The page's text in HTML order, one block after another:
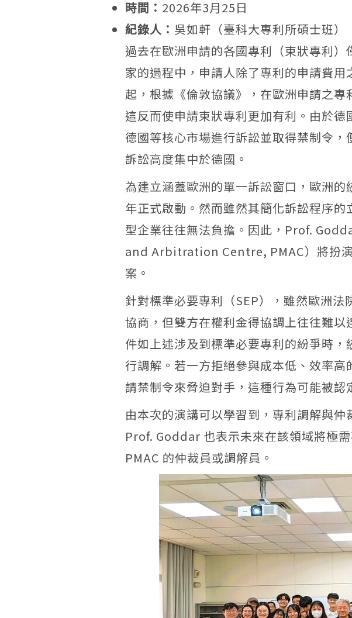
時間： 2026年3月25日
紀錄人： 吳如軒（臺科大專利所碩士班）
過去在歐洲申請的各國專利（束狀專利
家的過程中，申請人除了專利的申請費
起，根據《倫敦協議》，在歐洲申請之
這反而使申請束狀專利更加有利。由於德
德國等核心市場進行訴訟並取得禁制令
訴訟高度集中於德國。
為建立涵蓋歐洲的單一訴訟窗口，歐洲的
年正式啟動。然而雖然其簡化訴訟程序
型企業往往無法負擔。因此， Prof.
and Arbitration Centre, PMAC）將扮
案。
針對標準必要專利（SEP），雖然歐洲法
協商，但雙方在權利金得協調上往往難
件如上述涉及到標準必要專利的紛爭時
行調解。若一方拒絕參與成本低、效率
請禁制令來脅迫對手，這種行為可能被認
由本次的演講可以學習到，專利調解與
Prof. Goddar 也表示未來在該領域將極
PMAC 的仲裁員或調解員。